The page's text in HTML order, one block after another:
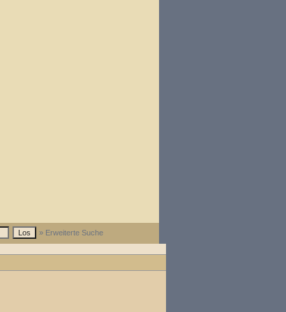
» Erweiterte Suche